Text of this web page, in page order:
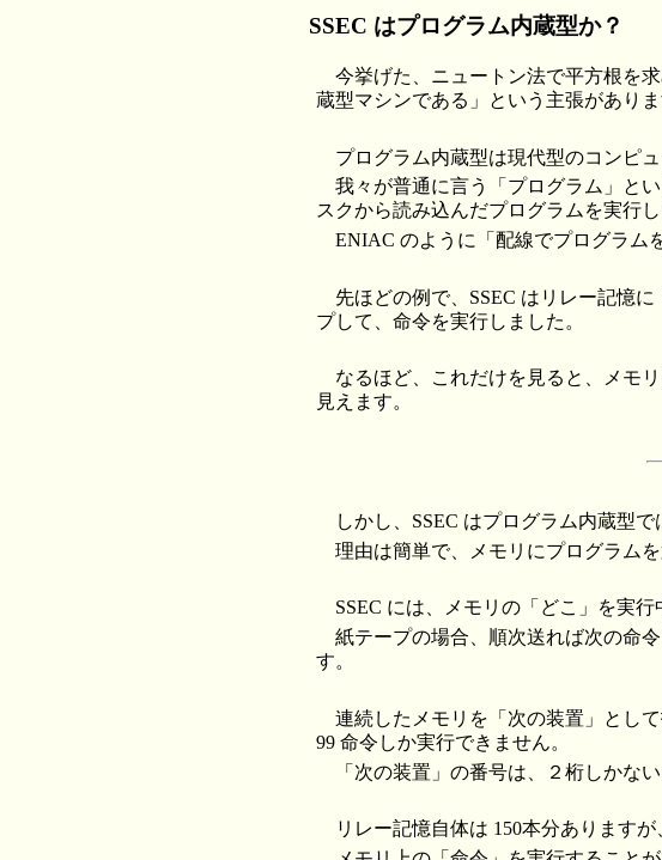
SSEC はプログラム内蔵型か？
今挙げた、ニュートン法で平方根を
蔵型マシンである」という主張がありま
プログラム内蔵型は現代型のコンピ
我々が普通に言う「プログラム」と
スクから読み込んだプログラムを実行し
ENIAC のように「配線でプログラム
先ほどの例で、SSEC はリレー記憶
プして、命令を実行しました。
なるほど、これだけを見ると、メモ
見えます。
しかし、SSEC はプログラム内蔵型で
理由は簡単で、メモリにプログラム
SSEC には、メモリの「どこ」を実
紙テープの場合、順次送れば次の命
す。
連続したメモリを「次の装置」とし
99 命令しか実行できません。
「次の装置」の番号は、２桁しかない
リレー記憶自体は 150本分あります